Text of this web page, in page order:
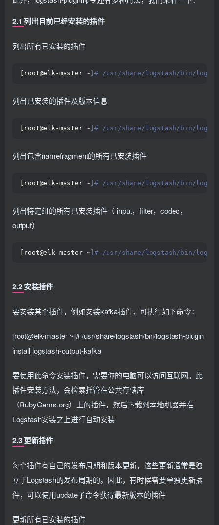
2.1 列出目前已经安装的插件
列出所有已安装的插件
root@elk-master ~ ]# /usr/share/logstash/bin/
列出已安装的插件及版本信息
root@elk-master ~ ]# /usr/share/logstash/bin/
列出包含namefragment的所有已安装插件
root@elk-master ~ ]# /usr/share/logstash/bin/
列出特定组的所有已安装插件（ input，filter，codec，
output）
root@elk-master ~ ]# /usr/share/logstash/bin/
2.2 安装插件
要安装某个插件，例如安装kafka插件，可执行如下命令：
[root@elk-master ~]# /usr/share/logstash/bin/logstash-plugin
install logstash-output-kafka
要使用此命令安装插件，需要你的电脑可以访问互联网。此
插件安装方法，会检索托管在公共存储库
（RubyGems.org）上的插件，然后下载到本地机器并在
Logstash安装之上进行自动安装
2.3 更新插件
每个插件有自己的发布周期和版本更新，这些更新通常是独
立于Logstash的发布周期的。因此，有时候需要单独更新插
件，可以使用update子命令获得最新版本的插件
更新所有已安装的插件